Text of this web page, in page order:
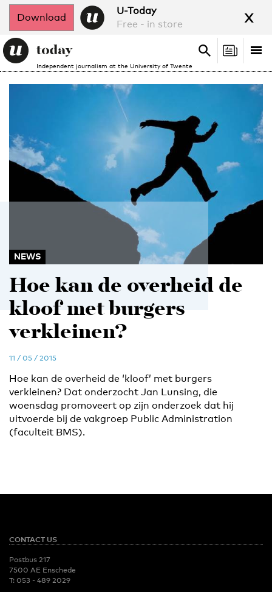
Download
U-Today
Free - in store
x
Independent journalism at the University of Twente
Search
Search
NEWS
Hoe kan de overheid de
kloof met burgers
verkleinen?
11 / 05 / 2015
Hoe kan de overheid de ‘kloof’ met burgers
verkleinen? Dat onderzocht Jan Lunsing, die
woensdag promoveert op zijn onderzoek dat hij
uitvoerde bij de vakgroep Public Administration
(faculteit BMS).
CONTACT US
Postbus 217
7500 AE Enschede
T: 053 - 489 2029